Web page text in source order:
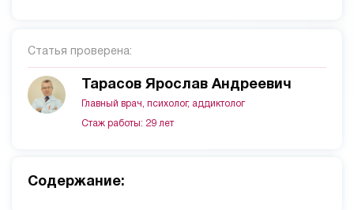
Cодержание:
Статья проверена:
Тарасов Ярослав Андреевич
Главный врач, психолог, аддиктолог
Стаж работы: 29 лет